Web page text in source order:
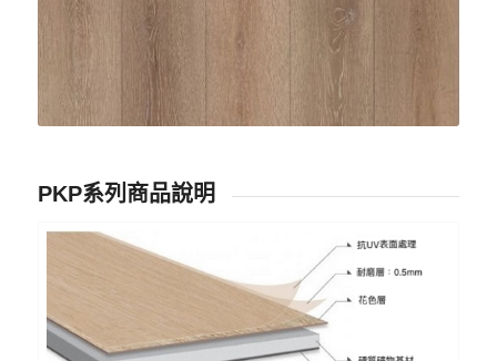
PKP系列商品說明